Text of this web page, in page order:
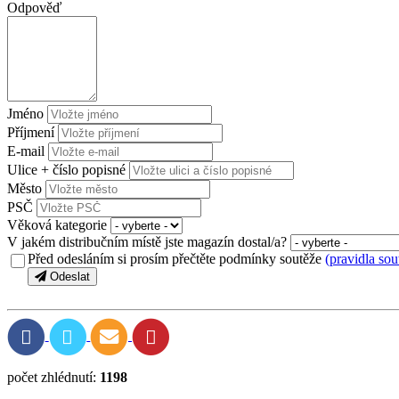
Odpověď
Jméno
Příjmení
E-mail
Ulice + číslo popisné
Město
PSČ
Věková kategorie
V jakém distribučním místě jste magazín dostal/a?
Před odesláním si prosím přečtěte podmínky soutěže (pravidla
Odeslat
počet zhlédnutí: 1198